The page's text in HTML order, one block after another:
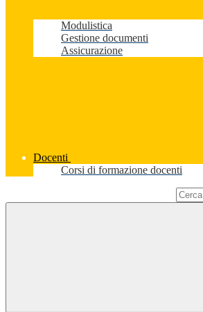
Modulistica
Gestione documenti
Assicurazione
Docenti
Corsi di formazione docenti